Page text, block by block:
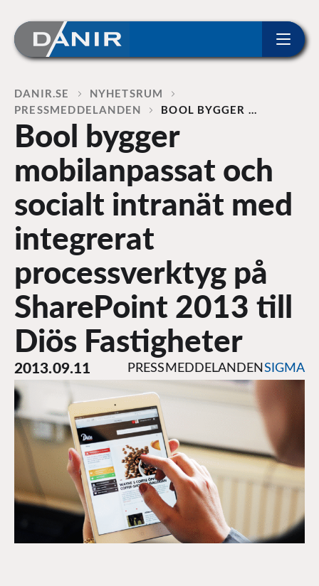
Home
DANIR
NYHETSRUM
PRESSMEDDELANDEN
BOOL BYGGER …
Bool bygger
mobilanpassat och
socialt intranät med
integrerat
processverktyg på
SharePoint 2013 till
Diös Fastigheter
2013.09.11 PRESSMEDDELANDEN SIGMA